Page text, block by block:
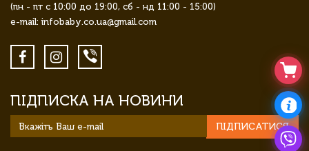
(пн - пт с 10:00 до 19:00, сб - нд 11:00 - 15:00)
e-mail: infobaby.co.ua@gmail.com
ПІДПИСКА НА НОВИНИ
ПІДПИСАТИСЯ